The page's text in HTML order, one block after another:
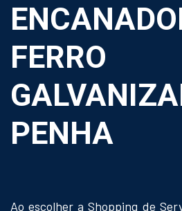
FERRO
PENHA
Ao escolher a Shopping de